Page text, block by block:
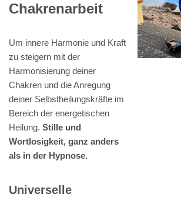
Chakrenarbeit
Um innere Harmonie und Kraft
zu steigern mit der
Harmonisierung deiner
Chakren und die Anregung
deiner Selbstheilungskräfte im
Bereich der energetischen
Heilung. Stille und
Wortlosigkeit, ganz anders
als in der Hypnose.
Universelle